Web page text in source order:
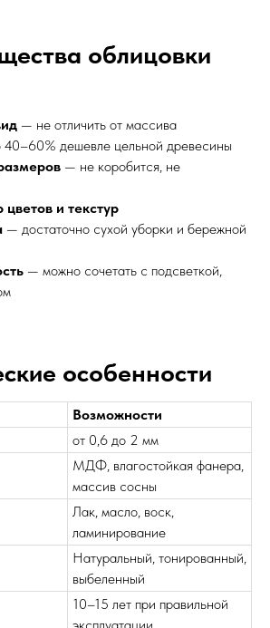
облицовки
— не отличить от массива
дешевле цельной древесины
— не коробится, не
и текстур
— достаточно сухой уборки и бережной
— можно сочетать с подсветкой,
особенности
Возможности
от 0,6 до 2 мм
МДФ, влагостойкая фанера,
массив сосны
Лак, масло, воск,
ламинирование
Натуральный, тонированный,
выбеленный
10–15 лет при правильной